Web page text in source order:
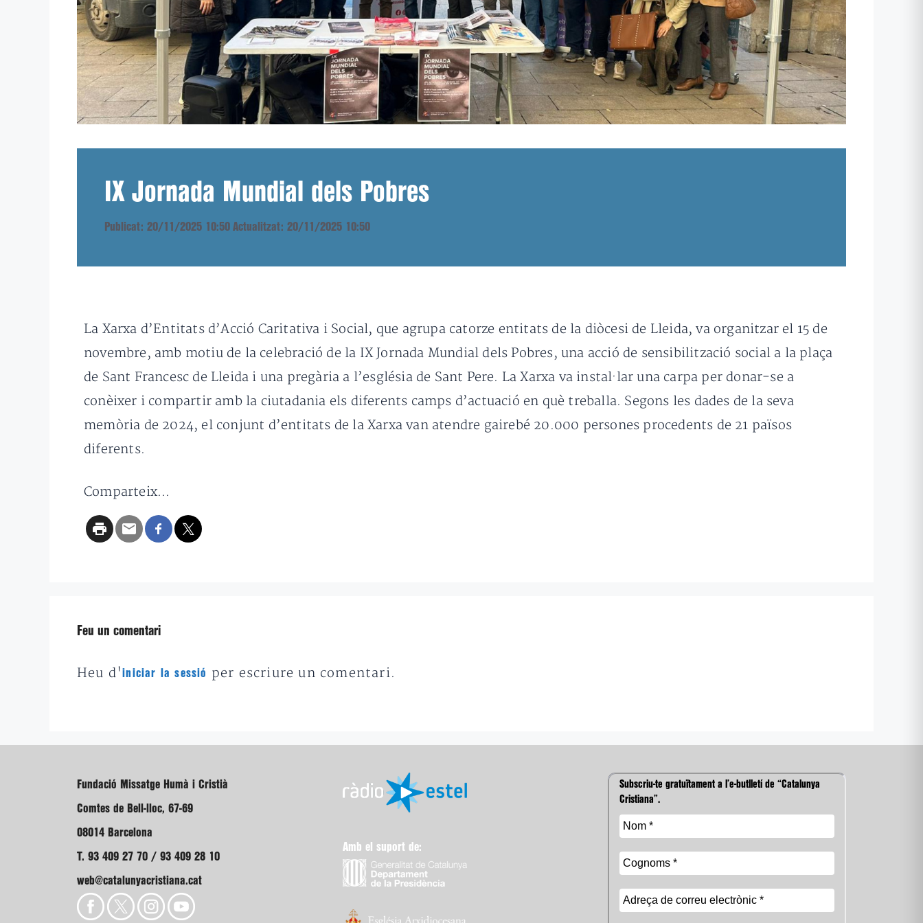
IX Jornada Mundial dels Pobres
Publicat: 20/11/2025 10:50 Actualitzat: 20/11/2025 10:50
La Xarxa d’Entitats d’Acció Caritativa i Social, que agrupa catorze entitats de la diòcesi de Lleida, va organitzar el 15 de
novembre, amb motiu de la celebració de la IX Jornada Mundial dels Pobres, una acció de sensibilització social a la plaça
de Sant Francesc de Lleida i una pregària a l’església de Sant Pere. La Xarxa va instal·lar una carpa per donar-se a
conèixer i compartir amb la ciutadania els diferents camps d’actuació en què treballa. Segons les dades de la seva
memòria de 2024, el conjunt d’entitats de la Xarxa van atendre gairebé 20.000 persones procedents de 21 països
diferents.
Comparteix...
Feu un comentari
Heu d'iniciar la sessió per escriure un comentari.
Fundació Missatge Humà i Cristià
Comtes de Bell-lloc, 67-69
08014 Barcelona
T. 93 409 27 70 / 93 409 28 10
web@catalunyacristiana.cat
Amb el suport de:
Subscriu-te gratuïtament a l’e-butlletí de “Catalunya
Cristiana”.